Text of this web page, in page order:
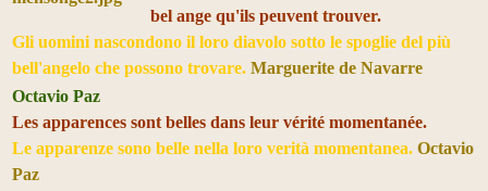
bel ange qu'ils peuvent trouver.
Gli uomini nascondono il loro diavolo sotto le spoglie del più
bell'angelo che possono trovare. Marguerite de Navarre
Octavio Paz
Les apparences sont belles dans leur vérité momentanée.
Le apparenze sono belle nella loro verità momentanea. Octavio
Paz